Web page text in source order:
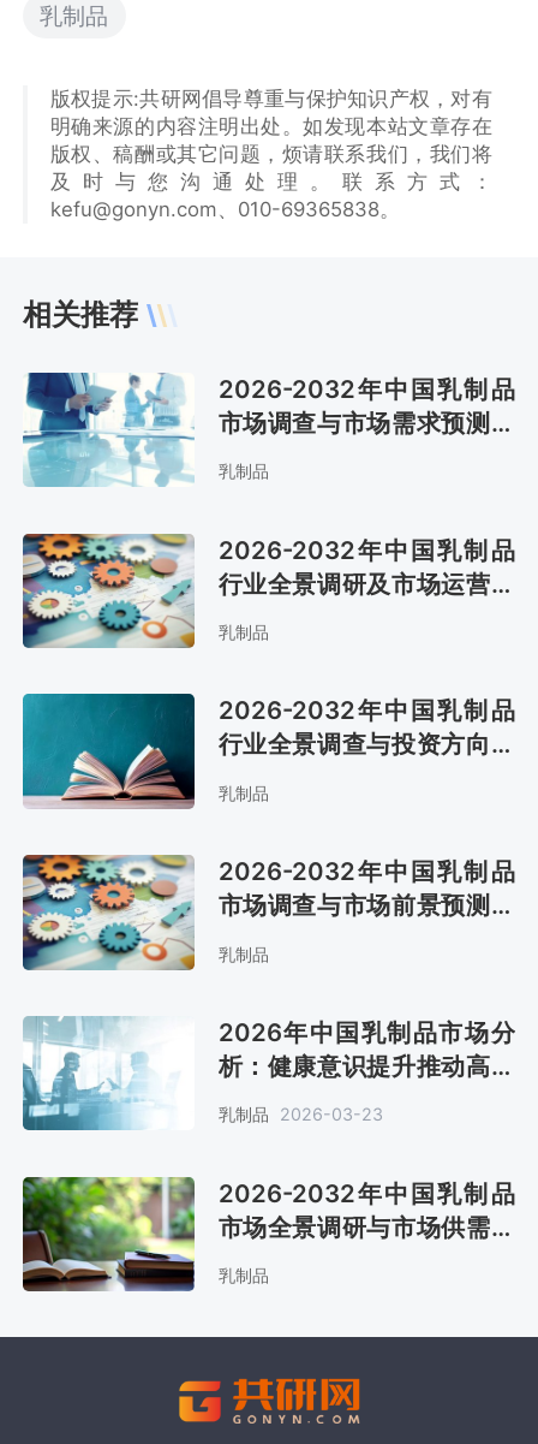
乳制品
版权提示:共研网倡导尊重与保护知识产权，对有
明确来源的内容注明出处。如发现本站文章存在
版权、稿酬或其它问题，烦请联系我们，我们将
及时与您沟通处理。联系方式：
kefu@gonyn.com、010-69365838。
相关推荐
2026-2032年中国乳制品
市场调查与市场需求预测报
告
乳制品
2026-2032年中国乳制品
行业全景调研及市场运营趋
势报告
乳制品
2026-2032年中国乳制品
行业全景调查与投资方向研
究报告
乳制品
2026-2032年中国乳制品
市场调查与市场前景预测报
告
乳制品
2026年中国乳制品市场分
析：健康意识提升推动高端
需求，市场规模将达5950
亿元[图]
乳制品 2026-03-23
2026-2032年中国乳制品
市场全景调研与市场供需预
测报告
乳制品